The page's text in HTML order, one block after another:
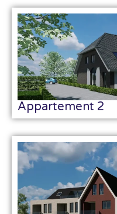
Appartement 2